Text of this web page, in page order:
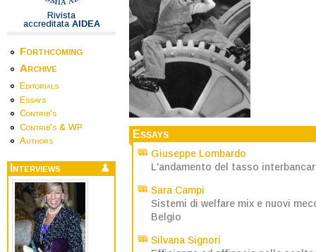
Rivista
accreditata AIDEA
Forthcoming
Archive
Editorials
Essays
Contrib's
Contrib's & WP
Authors
Interviews
Essays
Giuseppe Lombardo
L'andamento del tasso
Sara Campi
Sistemi di welfare mix e nuovi
Belgio
Silvana Signori